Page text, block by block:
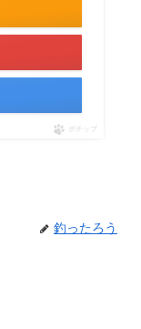
ポチップ
釣ったろう